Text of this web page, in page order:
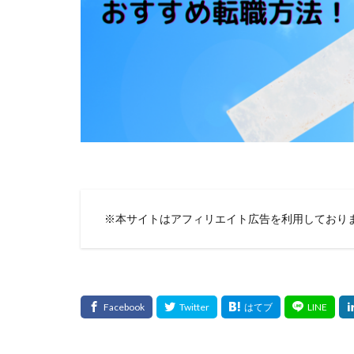
※本サイトはアフィリエイト広告を利用しており